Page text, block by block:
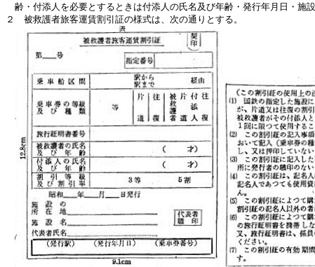
齢・付添人を必要とするときは付添人の氏名及び年齢・発行年月日・
２ 被救護者旅客運賃割引証の様式は、次の通りとする。